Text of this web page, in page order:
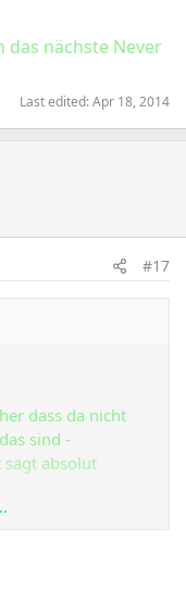
das nächste Never
Last edited:Apr 18, 2014
#17
dass da nicht
sind -
absolut
von